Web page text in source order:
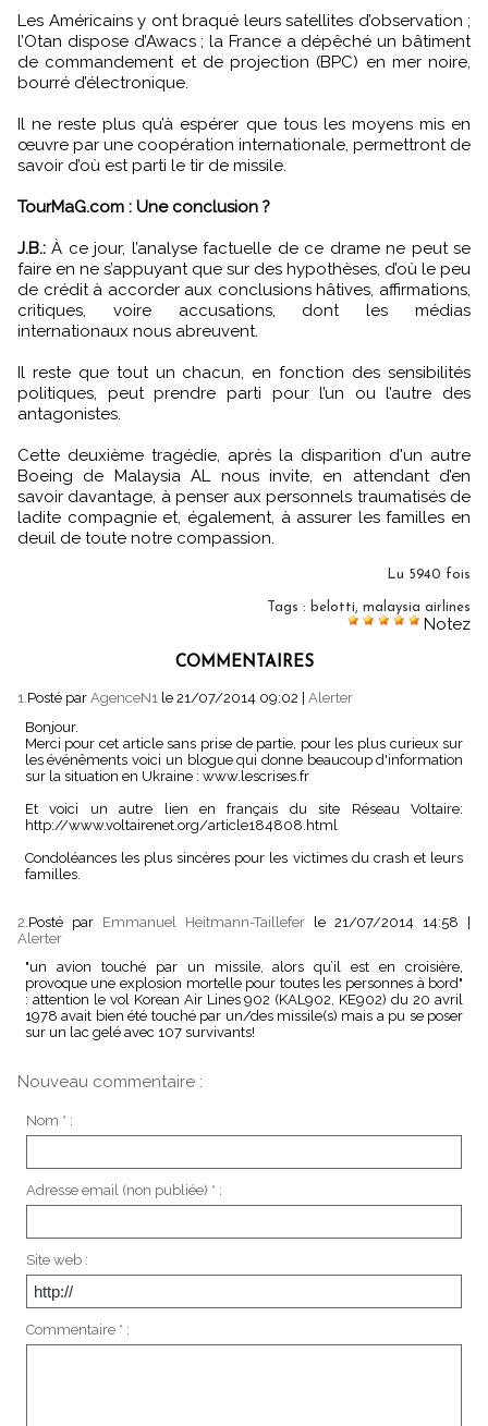
Les Américains y ont braqué leurs satellites d’observation ;
l’Otan dispose d’Awacs ; la France a dépêché un bâtiment
de commandement et de projection (BPC) en mer noire,
bourré d’électronique.
Il ne reste plus qu’à espérer que tous les moyens mis en
œuvre par une coopération internationale, permettront de
savoir d’où est parti le tir de missile.
TourMaG.com : Une conclusion ?
J.B.: À ce jour, l’analyse factuelle de ce drame ne peut se
faire en ne s’appuyant que sur des hypothèses, d’où le peu
de crédit à accorder aux conclusions hâtives, affirmations,
critiques, voire accusations, dont les médias
internationaux nous abreuvent.
Il reste que tout un chacun, en fonction des sensibilités
politiques, peut prendre parti pour l’un ou l’autre des
antagonistes.
Cette deuxième tragédie, après la disparition d'un autre
Boeing de Malaysia AL nous invite, en attendant d’en
savoir davantage, à penser aux personnels traumatisés de
ladite compagnie et, également, à assurer les familles en
deuil de toute notre compassion.
Lu 5940 fois
Tags : belotti, malaysia airlines
Notez
COMMENTAIRES
1.Posté par AgenceN1 le 21/07/2014 09:02
Alerter
Bonjour.
Merci pour cet article sans prise de partie, pour les plus curieux sur
les événêments voici un blogue qui donne beaucoup d'information
sur la situation en Ukraine : www.lescrises.fr
Et voici un autre lien en français du site Réseau Voltaire:
http://www.voltairenet.org/article184808.html
Condoléances les plus sincères pour les victimes du crash et leurs
familles.
2. Posté par Emmanuel Heitmann-Taillefer le 21/07/2014 14:58 |
Alerter
"un avion touché par un missile, alors qu’il est en croisière,
provoque une explosion mortelle pour toutes les personnes à bord"
: attention le vol Korean Air Lines 902 (KAL902, KE902) du 20 avril
1978 avait bien été touché par un/des missile(s) mais a pu se poser
sur un lac gelé avec 107 survivants!
Nouveau commentaire :
Nom * :
Adresse email (non publiée) * :
Site web :
Commentaire * :